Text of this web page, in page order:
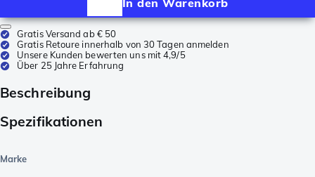
In den Warenkorb
Gratis Versand ab € 50
Gratis Retoure innerhalb von 30 Tagen anmelden
Unsere Kunden bewerten uns mit 4,9/5
Über 25 Jahre Erfahrung
Beschreibung
Spezifikationen
Marke